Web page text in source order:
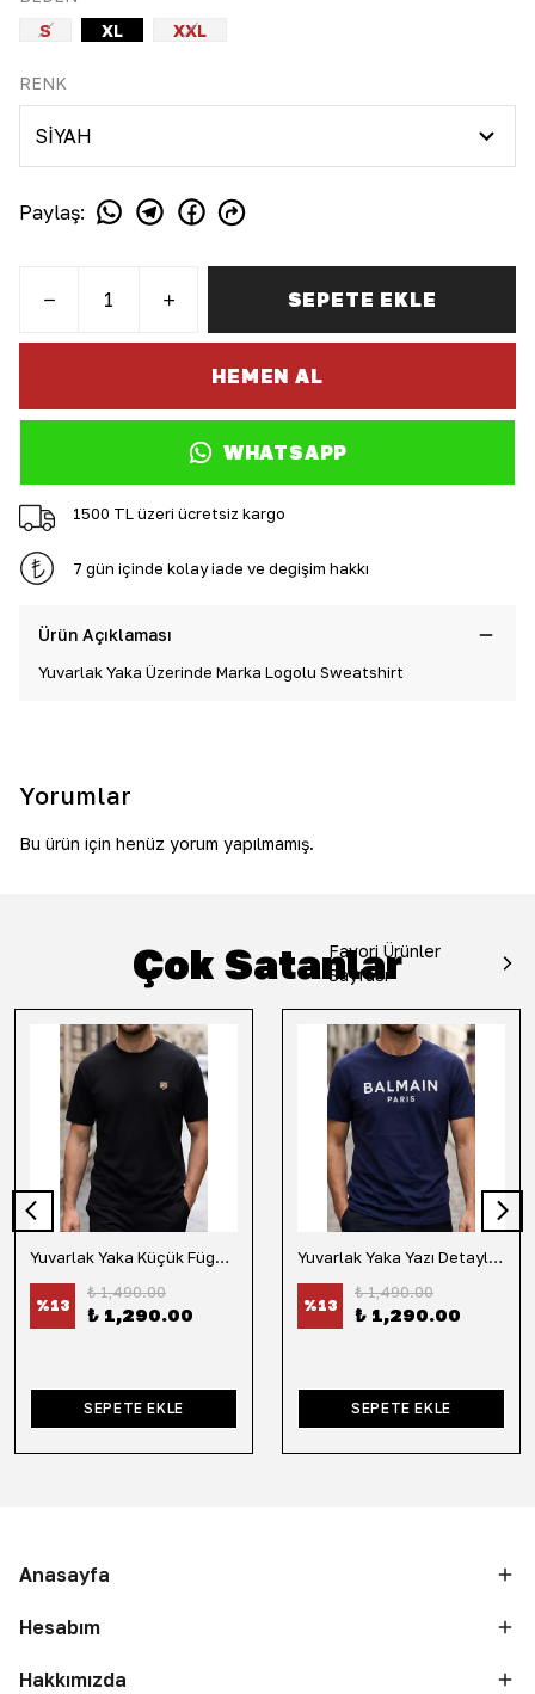
S
XL XXL
RENK
Paylaş:
SEPETE EKLE
HEMEN AL
WHATSAPP
1500 TL üzeri ücretsiz kargo
7 gün içinde kolay iade ve değişim hakkı
Ürün Açıklaması
Yuvarlak Yaka Üzerinde Marka Logolu Sweatshirt
Yorumlar
Bu ürün için henüz yorum yapılmamış.
Çok Satanlar
Favori Ürünler
Sayfası
Yuvarlak Yaka Küçük Fügür Detaylı Tişört-Siyah
%13
₺ 1,490.00
₺ 1,290.00
SEPETE EKLE
Yuvarlak Yaka Yazı Detaylı Tişört-Lacivert
%13
₺ 1,490.00
₺ 1,290.00
SEPETE EKLE
Anasayfa
Hesabım
Hakkımızda